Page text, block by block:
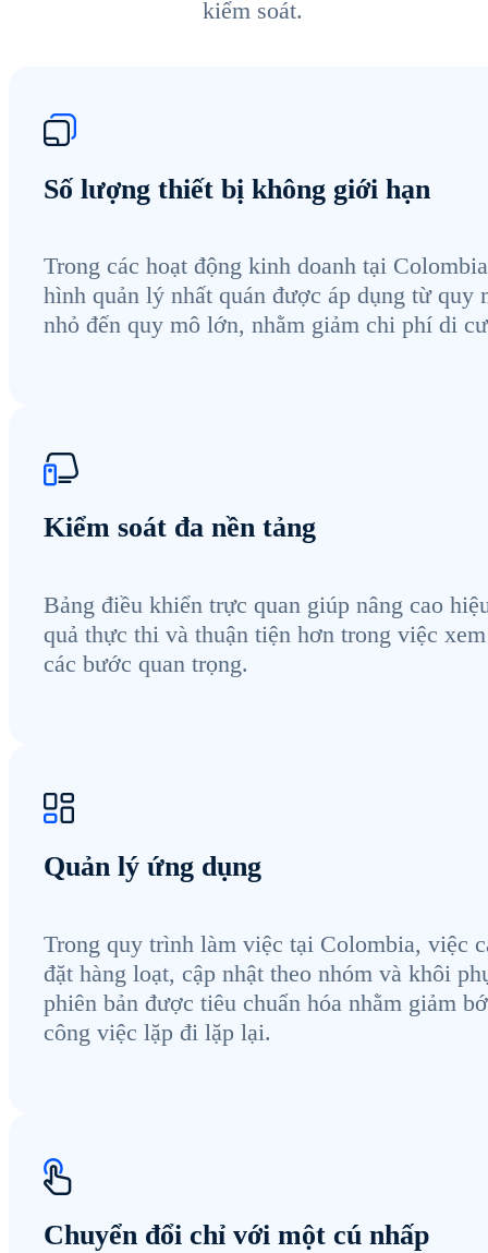
kiểm soát.
Số lượng thiết bị không giới hạn
Trong các hoạt động kinh doanh tại
hình quản lý nhất quán được áp dụng từ quy
nhỏ đến quy mô lớn, nhằm giảm chi phí di
Kiểm soát đa nền tảng
Bảng điều khiển trực quan giúp nâng cao
quả thực thi và thuận tiện hơn trong việc
các bước quan trọng.
Quản lý ứng dụng
Trong quy trình làm việc tại Colombia, việc
đặt hàng loạt, cập nhật theo nhóm và khôi
phiên bản được tiêu chuẩn hóa nhằm giảm
công việc lặp đi lặp lại.
Chuyển đổi chỉ với một cú nhấp